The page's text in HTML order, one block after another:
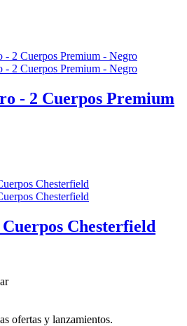
- 2 Cuerpos Premium
Chesterfield
ofertas y lanzamientos.